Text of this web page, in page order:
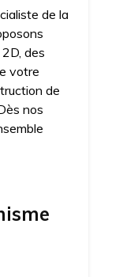
de la
des
votre
de
nos